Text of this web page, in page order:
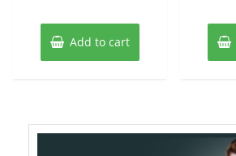
Add to cart